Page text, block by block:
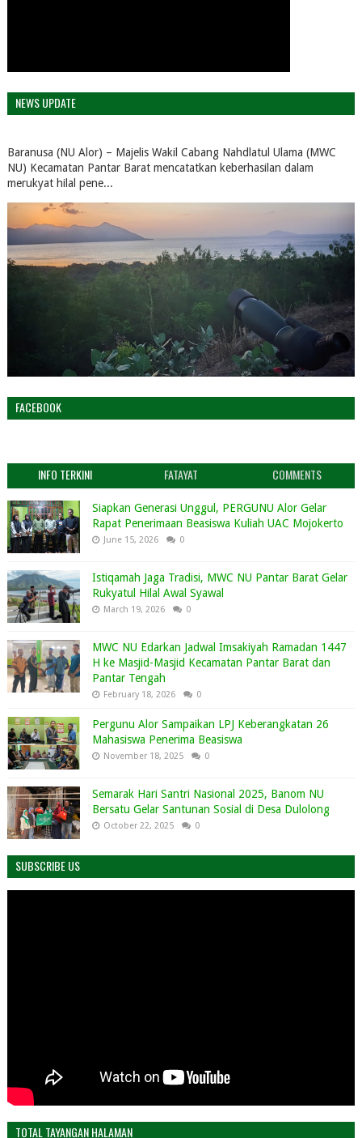
NEWS UPDATE
Baranusa (NU Alor) – Majelis Wakil Cabang Nahdlatul Ulama (MWC
NU) Kecamatan Pantar Barat mencatatkan keberhasilan dalam
merukyat hilal pene...
FACEBOOK
INFO TERKINI FATAYAT COMMENTS
Siapkan Generasi Unggul, PERGUNU Alor Gelar
Rapat Penerimaan Beasiswa Kuliah UAC Mojokerto
June 15, 2026 0
Istiqamah Jaga Tradisi, MWC NU Pantar Barat Gelar
Rukyatul Hilal Awal Syawal
March 19, 2026 0
MWC NU Edarkan Jadwal Imsakiyah Ramadan 1447
H ke Masjid-Masjid Kecamatan Pantar Barat dan
Pantar Tengah
February 18, 2026 0
Pergunu Alor Sampaikan LPJ Keberangkatan 26
Mahasiswa Penerima Beasiswa
November 18, 2025 0
Semarak Hari Santri Nasional 2025, Banom NU
Bersatu Gelar Santunan Sosial di Desa Dulolong
October 22, 2025 0
SUBSCRIBE US
TOTAL TAYANGAN HALAMAN